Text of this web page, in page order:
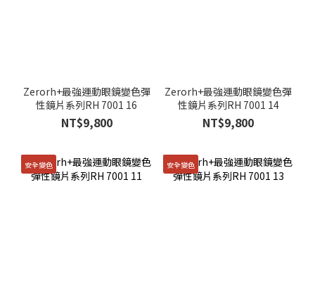
Zerorh+最強運動眼鏡變色彈
性鏡片系列RH 7001 16
NT$9,800
Zerorh+最強運動眼鏡變色彈
性鏡片系列RH 7001 14
NT$9,800
安全變色 安全變色